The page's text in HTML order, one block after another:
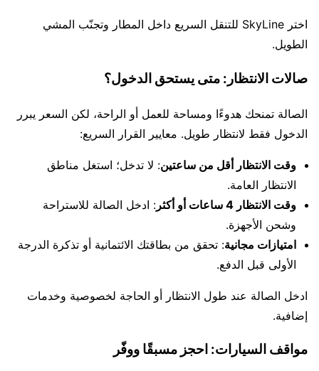
اختر SkyLine للتنقل السريع داخل المطار وتجنّب المشي
الطويل.
صالات الانتظار: متى يستحق الدخول؟
الصالة تمنحك هدوءًا ومساحة للعمل أو الراحة، لكن السعر يبرر
الدخول فقط لانتظار طويل. معايير القرار السريع:
وقت الانتظار أقل من ساعتين: لا تدخل؛ استغل مناطق
الانتظار العامة.
وقت الانتظار 4 ساعات أو أكثر
: ادخل الصالة للاستراحة
وشحن الأجهزة.
امتيازات مجانية: تحقق من بطاقتك الائتمانية أو تذكرة الدرجة
الأولى قبل الدفع.
ادخل الصالة عند طول الانتظار أو الحاجة لخصوصية وخدمات
إضافية.
مواقف السيارات: احجز مسبقًا ووفّر